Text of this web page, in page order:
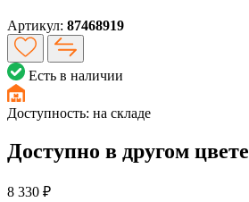
Артикул: 87468919
Есть в наличии
Доступность: на складе
Доступно в другом цвете
8 330 ₽